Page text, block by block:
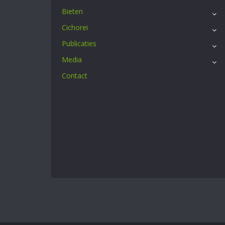
Bieten
Cichorei
Publicaties
Media
Contact